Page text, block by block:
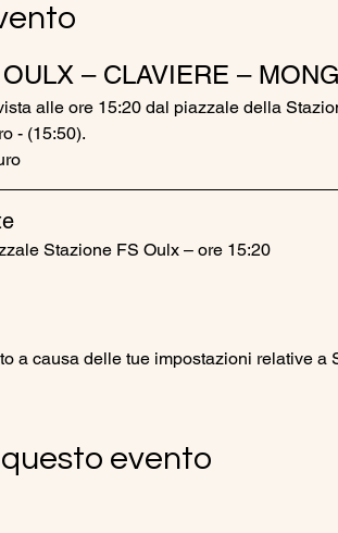
– CLAVIERE –
alle ore 15:20 dal piazzale della
- (15:50).
Stazione FS Oulx – ore 15:20
a causa delle tue impostazioni relative a
evento